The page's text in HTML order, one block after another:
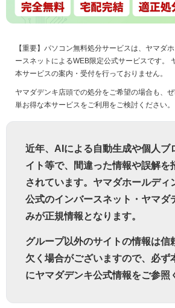
【重要】パソコン無料処分サービスは、ヤマダ
ースネットによるWEB限定公式サービスです。
本サービスの案内・受付を行っておりません。
ヤマダデンキ店頭での処分をご希望の場合も、
単お得な本サービスをご利用をご検討ください。
近年、AIによる自動生成や個人ブ
イト等で、間違った情報や誤解を
されています。ヤマダホールディ
公式のインバースネット・ヤマダ
みが正規情報となります。
グループ以外のサイトの情報は信
欠く場合がございますので、必ず
にヤマダデンキ公式情報をご参照